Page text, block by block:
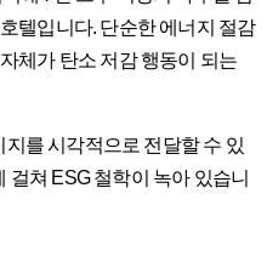
텔입니다. 단순한 에너지 절감
체가 탄소 저감 행동이 되는
를 시각적으로 전달할 수 있
걸쳐 ESG 철학이 녹아 있습니